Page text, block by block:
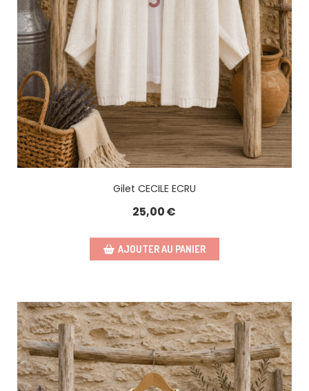
Gilet CECILE ECRU
25,00€
AJOUTER AU PANIER